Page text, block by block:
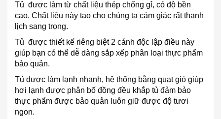
Tủ được làm từ chất liệu thép chống gỉ, có độ bền
cao. Chất liệu này tạo cho chúng ta cảm giác rất thanh
lịch sang trọng.
Tủ được thiết kế riêng biệt 2 cánh độc lập điều này
giúp bạn có thể dễ dàng sắp xếp phân loại thực phẩm
bảo quản.
Tủ được làm lạnh nhanh, hệ thống bằng quạt gió giúp
hơi lạnh được phân bố đồng đều khắp tủ đảm bảo
thực phẩm được bảo quản luôn giữ được độ tươi
ngon.